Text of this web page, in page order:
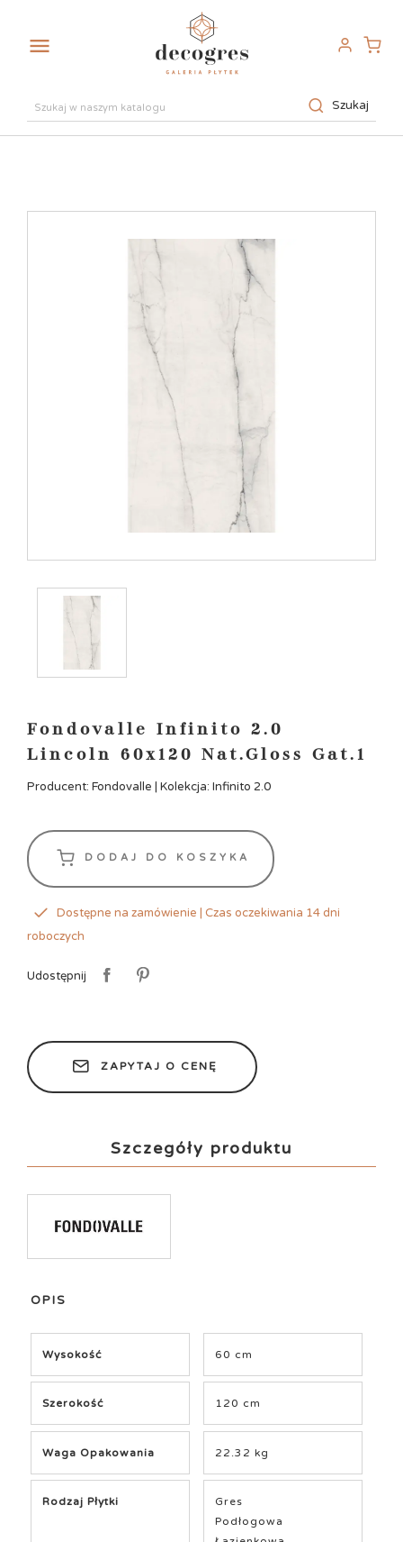

Szukaj
Fondovalle Infinito 2.0
Lincoln 60x120 Nat.Gloss Gat.1
Producent: Fondovalle | Kolekcja: Infinito 2.0
DODAJ DO KOSZYKA
Dostępne na zamówienie | Czas oczekiwania 14 dni
roboczych
Udostępnij
ZAPYTAJ O CENĘ
Szczegóły produktu
OPIS
Wysokość 60 cm
Szerokość 120 cm
Waga Opakowania 22.32 kg
Rodzaj Płytki
Gres
Podłogowa